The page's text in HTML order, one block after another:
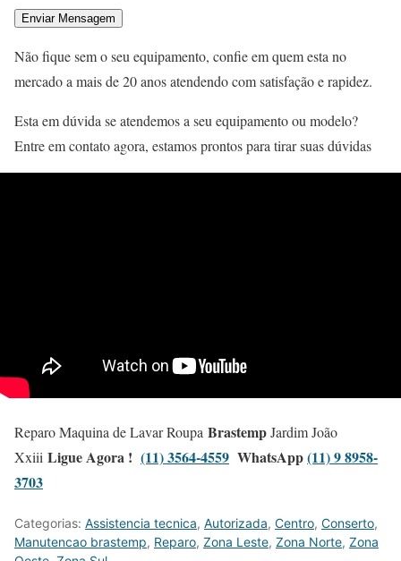
Não fique sem o seu equipamento, confie em quem esta no
mercado a mais de 20 anos atendendo com satisfação e rapidez.
Esta em dúvida se atendemos a seu equipamento ou modelo?
Entre em contato agora, estamos prontos para tirar suas dúvidas
Reparo Maquina de Lavar Roupa BrastempJardim João
Xxiii Ligue Agora ! (11) 3564-4559 WhatsApp(11) 9 8958-
3703
Categorias: Assistencia tecnica, Autorizada, Centro, Conserto,
Manutencao brastemp, Reparo, Zona Leste, Zona Norte, Zona